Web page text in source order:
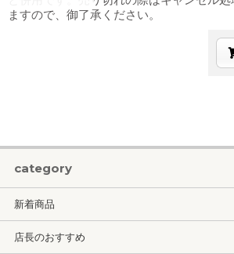
ますので、御了承ください。
category
新着商品
店長のおすすめ